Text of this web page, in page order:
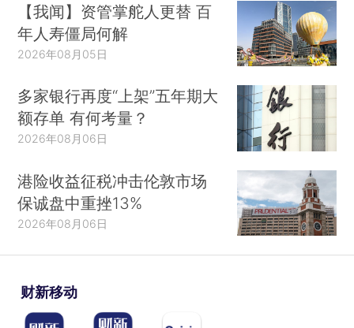
【我闻】资管掌舵人更替 百
年人寿僵局何解
2026年08月05日
多家银行再度“上架”五年期大
额存单 有何考量？
2026年08月06日
港险收益征税冲击伦敦市场
保诚盘中重挫13%
2026年08月06日
财新移动